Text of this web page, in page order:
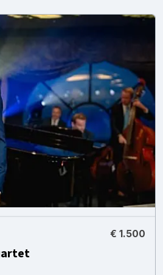
€ 1.500